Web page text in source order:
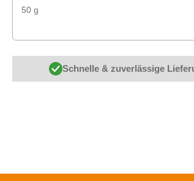
50 g
Schnelle & zuverlässige